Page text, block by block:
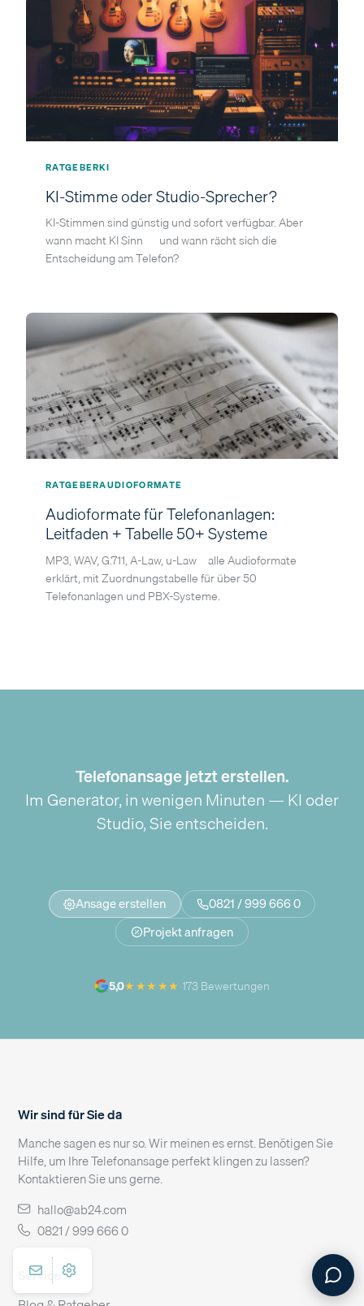
RATGEBERKI
KI-Stimme oder Studio-Sprecher?
KI-Stimmen sind günstig und sofort verfügbar. Aber
wann macht KI Sinn — und wann rächt sich die
Entscheidung am Telefon?
RATGEBERAUDIOFORMATE
Audioformate für Telefonanlagen:
Leitfaden + Tabelle 50+ Systeme
MP3, WAV, G.711, A-Law, u-Law – alle Audioformate
erklärt, mit Zuordnungstabelle für über 50
Telefonanlagen und PBX-Systeme.
Telefonansage jetzt erstellen.
Im Generator, in wenigen Minuten — KI oder
Studio, Sie entscheiden.
Ansage erstellen
0821 / 999 666 0
Projekt anfragen
5,0★★★★★·173 Bewertungen
Wir sind für Sie da
Manche sagen es nur so. Wir meinen es ernst. Benötigen Sie
Hilfe, um Ihre Telefonansage perfekt klingen zu lassen?
Kontaktieren Sie uns gerne.
hallo@ab24.com
0821 / 999 666 0
Service